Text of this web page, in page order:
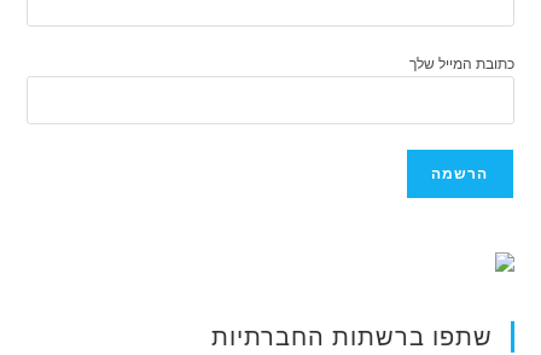
כתובת המייל שלך
שתפו ברשתות החברתיות